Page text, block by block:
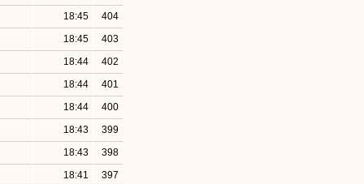
404
18:45
403
18:45
402
18:44
401
18:44
400
18:44
399
18:43
398
18:43
397
18:41